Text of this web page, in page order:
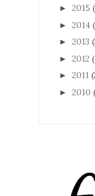
► 2015
► 2014
► 2013
► 2012
► 2011
► 2010